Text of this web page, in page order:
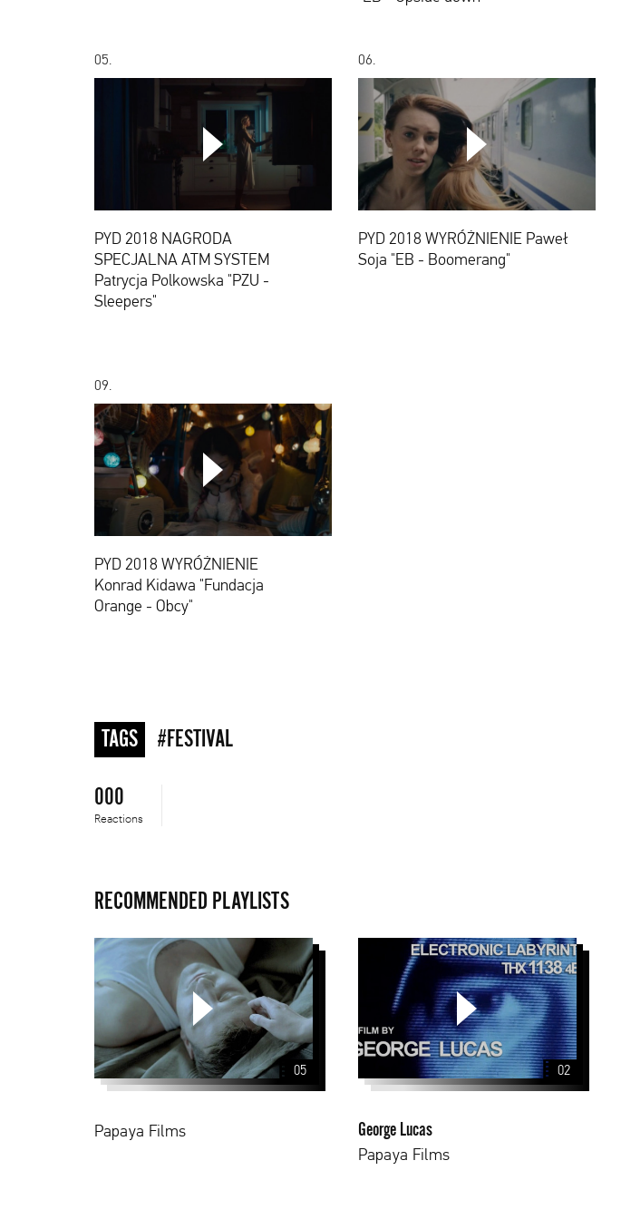
NAGRODA
SPECJALNA
ATM
SYSTEM
Patrycja
05.
PYD 2018 NAGRODA
SPECJALNA ATM SYSTEM
Patrycja Polkowska "PZU -
Sleepers"
PYD
WYRÓŻNIENIE
Paweł
Soja
06.
PYD 2018 WYRÓŻNIENIE Paweł
Soja "EB - Boomerang"
PYD
2018
WYRÓŻNIENIE
Kidawa
"Fundacja
Orange
09.
PYD 2018 WYRÓŻNIENIE
Konrad Kidawa "Fundacja
Orange - Obcy"
TAGS #FESTIVAL
000
Reactions
RECOMMENDED PLAYLISTS
05
Papaya Films
02
George Lucas
Papaya Films